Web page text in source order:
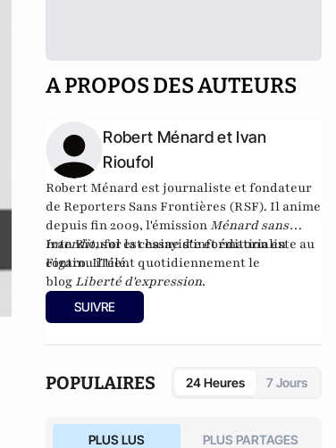
A PROPOS DES AUTEURS
Robert Ménard et Ivan
Rioufol
Robert Ménard est journaliste et fondateur
de Reporters Sans Frontières (RSF). Il anime
depuis fin 2009, l'émission Ménard sans
interdit, sur la chaine d'information en
continu iTélé.
Ivan Rioufol est essayiste et éditorialiste au
Figaro. Il tient quotidiennement le
blog Liberté d'expression.
SUIVRE
POPULAIRES 24 Heures 7 Jours
PLUS LUS PLUS PARTAGES